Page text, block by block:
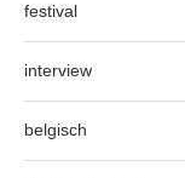
festival
interview
belgisch